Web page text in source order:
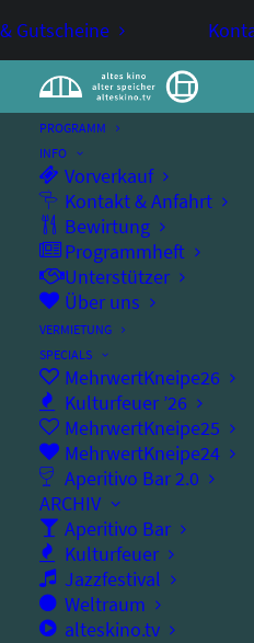
Gutscheine
PROGRAMM
INFO
Vorverkauf
Kontakt & Anfahrt
Bewirtung
Programmheft
Unterstützer
Über uns
VERMIETUNG
SPECIALS
MehrwertKneipe26
Kulturfeuer ’26
MehrwertKneipe25
MehrwertKneipe24
Aperitivo Bar 2.0
ARCHIV
Aperitivo Bar
Kulturfeuer
Jazzfestival
Weltraum
alteskino.tv
Max Uthoff
KABARETT KULTURPASS
Alles im Wunderland
Donnerstag,
Ort:
Vorverkauf ab Montag,